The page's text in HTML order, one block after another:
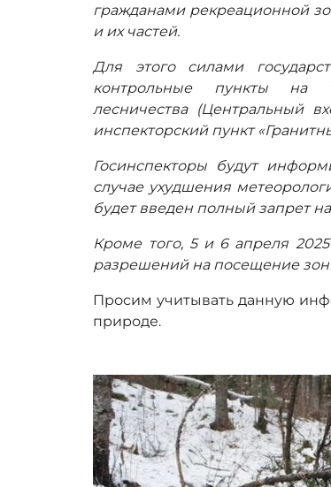
гражданами рекреационной
и их частей.
Для этого силами
контрольные пункты на
лесничества (Центральный
инспекторский пункт
Госинспекторы будут
случае ухудшения
будет введен полный запрет
Кроме того, 5 и 6 апреля
разрешений на посещение
Просим учитывать данную
природе.